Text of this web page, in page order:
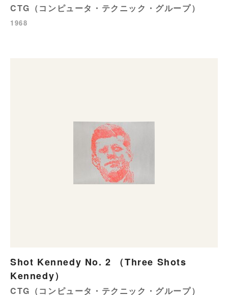
CTG（コンピュータ・テクニック・グループ）
1968
Shot Kennedy No. 2 （Three Shots
Kennedy）
CTG（コンピュータ・テクニック・グループ）